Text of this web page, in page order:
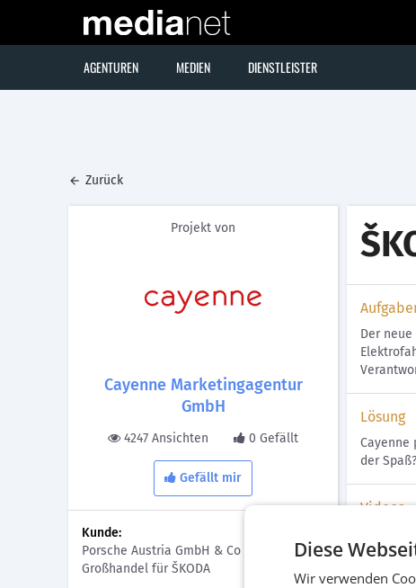
AGENTUREN MEDIEN DIENSTLEISTER
Zurück
Projekt von
Cayenne Marketingagentur
GmbH
4247 Ansichten 0 Gefällt
Gefällt mir
Kunde:
Porsche Austria GmbH & Co OG –
Großhandel für ŠKODA
Der
Lösung
Cayenne
der
Videos
Diese
Wir verwenden